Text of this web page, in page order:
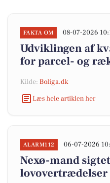
FAKTA OM 08-07-2026
Udviklingen af
for parcel- og
Kilde: Boliga.dk
Læs hele artiklen her
ALARM112 06-07-2026
Nexø-mand
lovovertrædelser